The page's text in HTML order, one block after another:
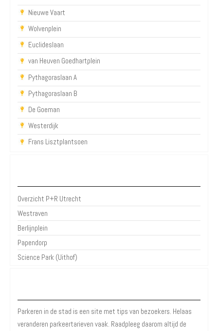
Nieuwe Vaart
Wolvenplein
Euclideslaan
van Heuven Goedhartplein
Pythagoraslaan A
Pythagoraslaan B
De Goeman
Westerdijk
Frans Lisztplantsoen
Overzicht P+R Utrecht
Westraven
Berlijnplein
Papendorp
Science Park (Uithof)
Parkeren in de stad is een site met tips van bezoekers. Helaas
veranderen parkeertarieven vaak. Raadpleeg daarom altijd de